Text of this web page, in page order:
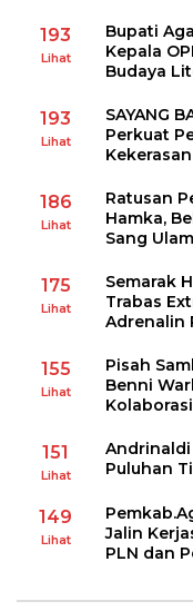
193
Lihat
Bupati
Kepala
Budaya
193
Lihat
SAYANG
Perkuat
Kekerasan
186
Lihat
Ratusan
Hamka,
Sang
175
Lihat
Semarak
Trabas
Adrenalin
155
Lihat
Pisah
Benni
151
Lihat
Andrinaldi
Puluhan
149
Lihat
Jalin
PLN dan